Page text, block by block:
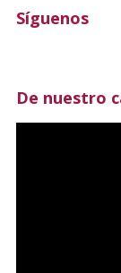
Síguenos
De nuestro